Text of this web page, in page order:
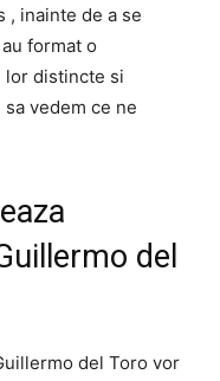
, inainte de a se
format o
lor distincte si
vedem ce ne
del
del Toro vor